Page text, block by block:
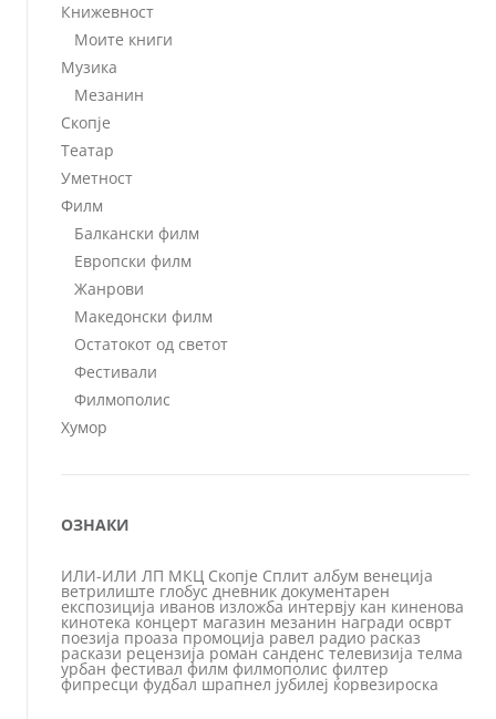
Книжевност
Моите книги
Музика
Мезанин
Скопје
Театар
Уметност
Филм
Балкански филм
Европски филм
Жанрови
Македонски филм
Остатокот од светот
Фестивали
Филмополис
Хумор
ОЗНАКИ
ИЛИ-ИЛИ ЛП МКЦ Скопје Сплит албум венеција
ветрилиште глобус дневник документарен
експозиција иванов изложба интервју кан киненова
кинотека концерт магазин мезанин награди осврт
поезија проаза промоција равел радио расказ
раскази рецензија роман санденс телевизија телма
урбан фестивал филм филмополис филтер
фипресци фудбал шрапнел јубилеј ќорвезироска